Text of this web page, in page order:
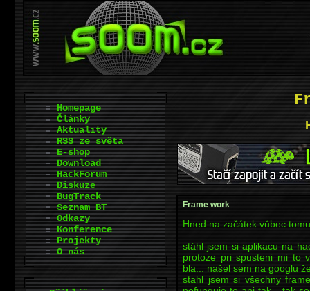
Frame work
Hned na začátek vůbec
stáhl jsem si aplikacu na
protoze pri spusteni mi to
bla... našel sem na googlu
stahl jsem si všechny
Homepage
Články
Aktuality
RSS ze světa
E-shop
Download
HackForum
Diskuze
BugTrack
Seznam BT
Odkazy
Konference
Projekty
O nás